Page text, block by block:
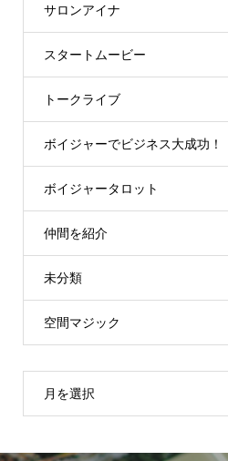
サロンアイナ
スタートムービー
トークライブ
ボイジャーでビジネス大成功！
ボイジャータロット
仲間を紹介
未分類
空間マジック
月を選択